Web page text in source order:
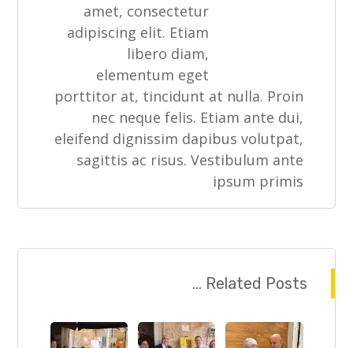
amet, consectetur
adipiscing elit. Etiam
libero diam,
elementum eget
porttitor at, tincidunt at nulla. Proin
nec neque felis. Etiam ante dui,
eleifend dignissim dapibus volutpat,
sagittis ac risus. Vestibulum ante
ipsum primis
Related Posts ...